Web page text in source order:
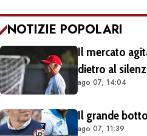
NOTIZIE POPOLARI
Il mercato
dietro al
è emerso dal
ago 07, 14:04
Il grande botto
ago 07, 11:39